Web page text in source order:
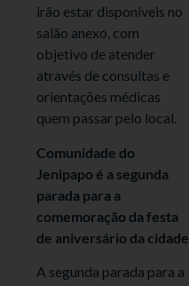
irão estar disponíveis no
salão anexo, com
objetivo de atender
através de consultas e
orientações médicas
quem passar pelo local.
Comunidade do
Jenipapo é a segunda
parada para a
comemoração da festa
de aniversário da cidade
A segunda parada para a